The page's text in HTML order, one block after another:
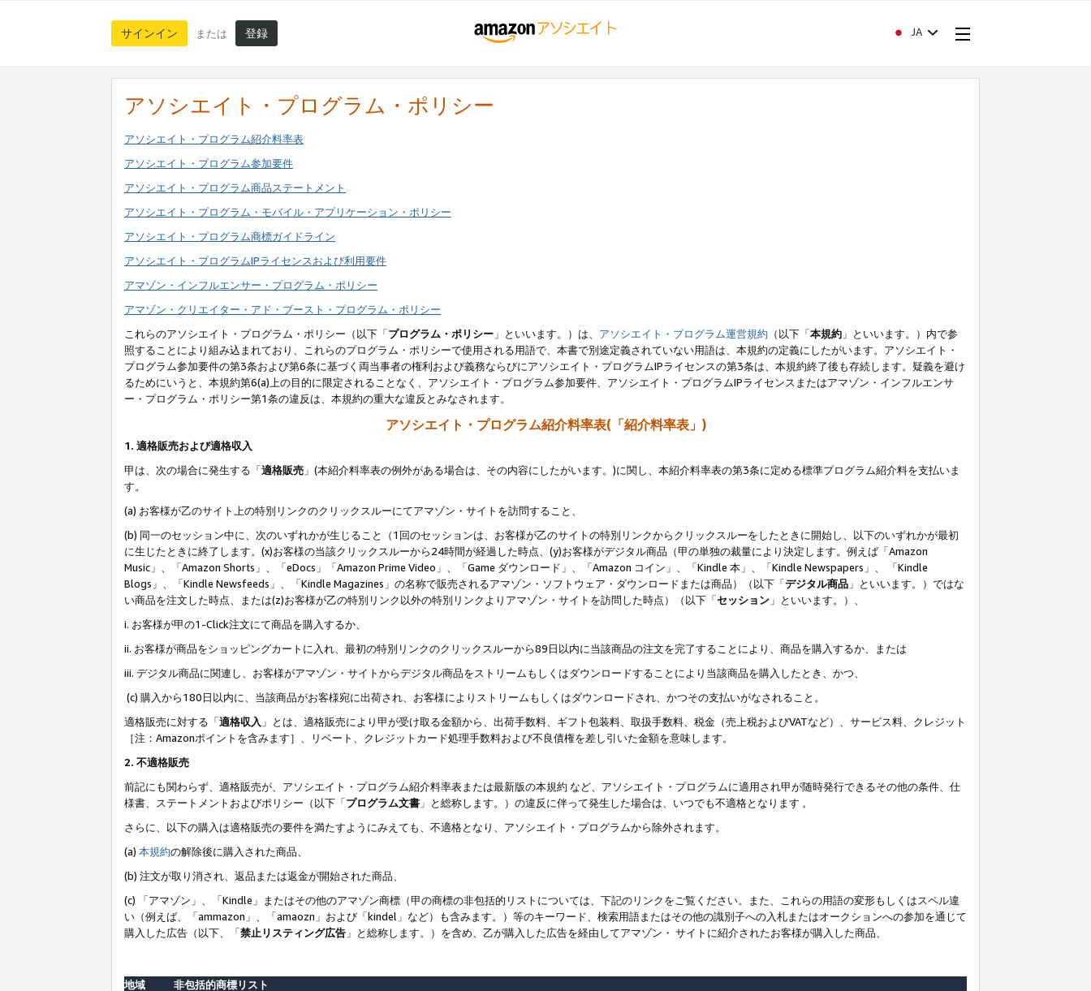
サインイン または 登録 JA
アソシエイト・プログラム・ポリシー
アソシエイト・プログラム紹介料率表
アソシエイト・プログラム参加要件
アソシエイト・プログラム商品ステートメント
アソシエイト・プログラム・モバイル・アプリケーション・ポリシー
アソシエイト・プログラム商標ガイドライン
アソシエイト・プログラムIPライセンスおよび利用要件
アマゾン・インフルエンサー・プログラム・ポリシー
アマゾン・クリエイター・アド・ブースト・プログラム・ポリシー
これらのアソシエイト・プログラム・ポリシー（以下「プログラム・ポリシー 」といいます。）は、 アソシエイト・プログラム運営規約 （以下「本規約 」といいます。）内で参
照することにより組み込まれており、これらのプログラム・ポリシーで使用される用語で、本書で別途定義されていない用語は、本規約の定義にしたがいます。アソシエイト・
プログラム参加要件の第3条および第6条に基づく両当事者の権利および義務ならびにアソシエイト・プログラムIPライセンスの第3条は、本規約終了後も存続します。疑義を避け
るためにいうと、本規約第6(a)上の目的に限定されることなく、アソシエイト・プログラム参加要件、アソシエイト・プログラムIPライセンスまたはアマゾン・インフルエンサ
ー・プログラム・ポリシー第1条の違反は、本規約の重大な違反とみなされます。
アソシエイト・プログラム紹介料率表(「紹介料率表」)
1. 適格販売および適格収入
甲は、次の場合に発生する「適格販売 」(本紹介料率表の例外がある場合は、その内容にしたがいます。)に関し、本紹介料率表の第3条に定める標準プログラム紹介料を支払いま
す。
(a) お客様が乙のサイト上の特別リンクのクリックスルーにてアマゾン・サイトを訪問すること、
(b) 同一のセッション中に、次のいずれかが生じること（1回のセッションは、お客様が乙のサイトの特別リンクからクリックスルーをしたときに開始し、以下のいずれかが最初
に生じたときに終了します。(x)お客様の当該クリックスルーから24時間が経過した時点、(y)お客様がデジタル商品（甲の単独の裁量により決定します。例えば「Amazon
Music」、「Amazon Shorts」、「eDocs」「Amazon Prime Video」、「Game ダウンロード」、「Amazon コイン」、「Kindle 本」、「Kindle Newspapers」、 「Kindle
Blogs」、「Kindle Newsfeeds」、「Kindle Magazines」の名称で販売されるアマゾン・ソフトウェア・ダウンロードまたは商品）（以下「デジタル商品 」といいます。）ではな
い商品を注文した時点、または(z)お客様が乙の特別リンク以外の特別リンクよりアマゾン・サイトを訪問した時点）（以下「セッション 」といいます。）、
i. お客様が甲の1-Click注文にて商品を購入するか、
ii. お客様が商品をショッピングカートに入れ、最初の特別リンクのクリックスルーから89日以内に当該商品の注文を完了することにより、商品を購入するか、または
iii. デジタル商品に関連し、お客様がアマゾン・サイトからデジタル商品をストリームもしくはダウンロードすることにより当該商品を購入したとき、かつ、
(c) 購入から180日以内に、当該商品がお客様宛に出荷され、お客様によりストリームもしくはダウンロードされ、かつその支払いがなされること。
適格販売に対する「適格収入 」とは、適格販売により甲が受け取る金額から、出荷手数料、ギフト包装料、取扱手数料、税金（売上税およびVATなど）、サービス料、クレジット
［注：Amazonポイントを含みます］、リベート、クレジットカード処理手数料および不良債権を差し引いた金額を意味します。
2. 不適格販売
前記にも関わらず、適格販売が、アソシエイト・プログラム紹介料率表または最新版の本規約 など、アソシエイト・プログラムに適用され甲が随時発行できるその他の条件、仕
様書、ステートメントおよびポリシー（以下「プログラム文書 」と総称します。）の違反に伴って発生した場合は、いつでも不適格となります 。
さらに、以下の購入は適格販売の要件を満たすようにみえても、不適格となり、アソシエイト・プログラムから除外されます。
(a) 本規約の解除後に購入された商品、
(b) 注文が取り消され、返品または返金が開始された商品、
(c) 「アマゾン」、「Kindle」またはその他のアマゾン商標（甲の商標の非包括的リストについては、下記のリンクをご覧ください。また、これらの用語の変形もしくはスペル違
い（例えば、「ammazon」、「amaozn」および「kindel」など）も含みます。）等のキーワード、検索用語またはその他の識別子への入札またはオークションへの参加を通じて
購入した広告（以下、「禁止リスティング広告 」と総称します。）を含め、乙が購入した広告を経由してアマゾン・ サイトに紹介されたお客様が購入した商品、
地域
非包括的商標リスト